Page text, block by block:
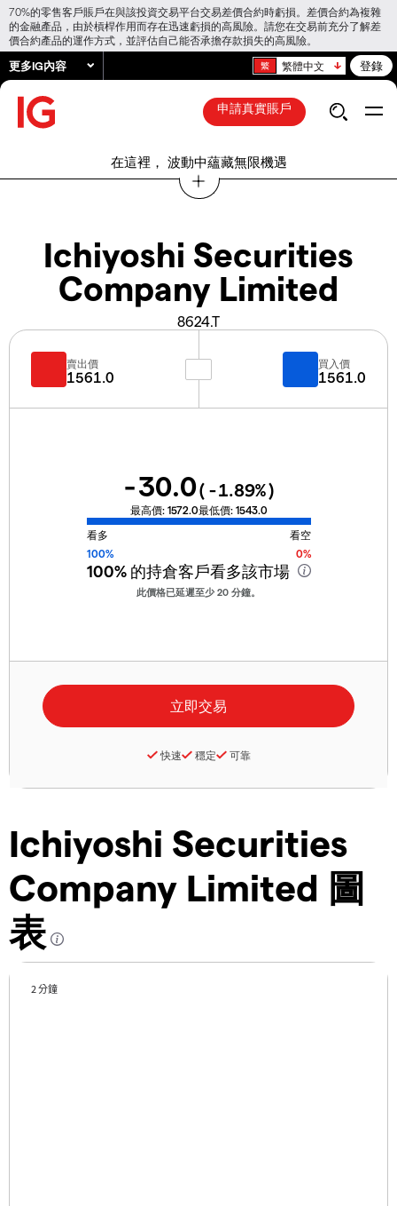
70%的零售客戶賬戶在與該投資交易平台交易差價合約時虧損。差價合約為複雜
的金融產品，由於槓桿作用而存在迅速虧損的高風險。請您在交易前充分了解差
價合約產品的運作方式，並評估自己能否承擔存款損失的高風險。
更多IG內容 繁體中文 登錄
申請真實賬戶
在這裡， 波動中蘊藏無限機遇
Ichiyoshi Securities
Company Limited
8624.T
Ichiyoshi Securities
Company Limited 圖
表
2 分鐘
賣出價
1561.0
買入價
1561.0
-30.0( -1.89%)
最高價: 1572.0最低價: 1543.0
看多
看空
100%
0%
100%的持倉客戶看多該市場
此價格已延遲至少 20 分鐘。
快速 穩定 可靠